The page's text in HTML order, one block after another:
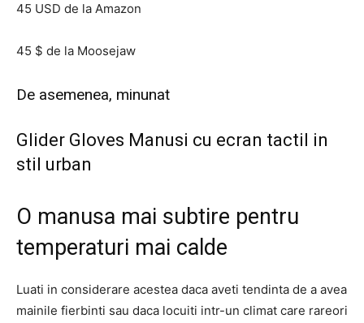
45 USD de la Amazon
45 $ de la Moosejaw
De asemenea, minunat
Glider Gloves Manusi cu ecran tactil in
stil urban
O manusa mai subtire pentru
temperaturi mai calde
Luati in considerare acestea daca aveti tendinta de a avea
mainile fierbinti sau daca locuiti intr-un climat care rareori